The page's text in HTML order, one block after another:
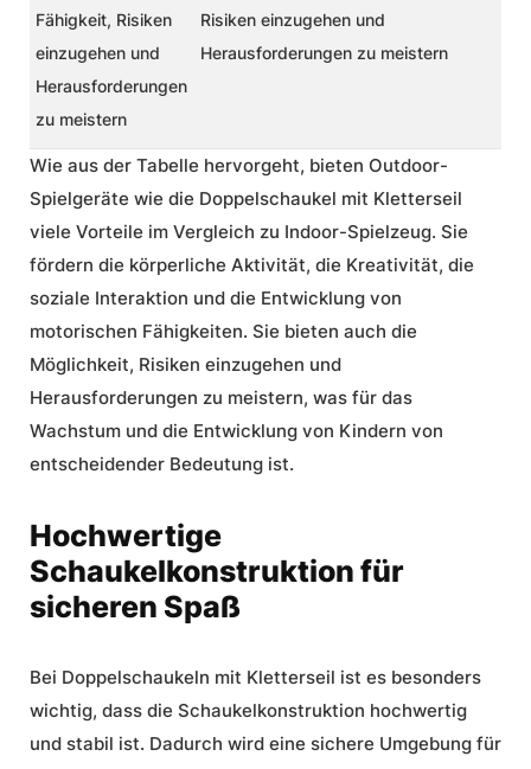
Fähigkeit, Risiken
einzugehen und
Herausforderungen
zu meistern
Risiken einzugehen und
Herausforderungen zu meistern
Wie aus der Tabelle hervorgeht, bieten Outdoor-
Spielgeräte wie die Doppelschaukel mit Kletterseil
viele Vorteile im Vergleich zu Indoor-Spielzeug. Sie
fördern die körperliche Aktivität, die Kreativität, die
soziale Interaktion und die Entwicklung von
motorischen Fähigkeiten. Sie bieten auch die
Möglichkeit, Risiken einzugehen und
Herausforderungen zu meistern, was für das
Wachstum und die Entwicklung von Kindern von
entscheidender Bedeutung ist.
Hochwertige
Schaukelkonstruktion für
sicheren Spaß
Bei Doppelschaukeln mit Kletterseil ist es besonders
wichtig, dass die Schaukelkonstruktion hochwertig
und stabil ist. Dadurch wird eine sichere Umgebung für